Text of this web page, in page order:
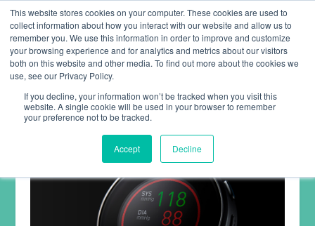
This website stores cookies on your computer. These cookies are used to
collect information about how you interact with our website and allow us to
remember you. We use this information in order to improve and customize
your browsing experience and for analytics and metrics about our visitors
both on this website and other media. To find out more about the cookies we
use, see our Privacy Policy.
If you decline, your information won’t be tracked when you visit this
website. A single cookie will be used in your browser to remember
your preference not to be tracked.
Accept Decline